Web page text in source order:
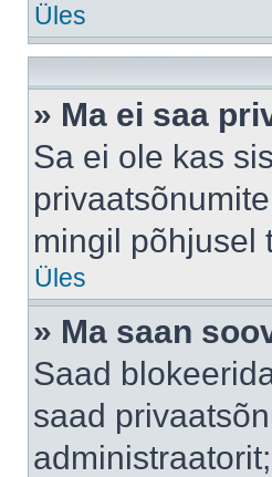
Üles
» Ma ei saa
Sa ei ole kas
mingil põhjusel
Üles
» Ma saan
Saad
saad